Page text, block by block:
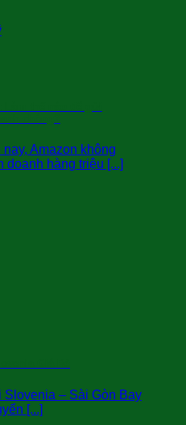
Amazon không
hàng triệu [...]
Slovenia – Sài Gòn Bay
[...]